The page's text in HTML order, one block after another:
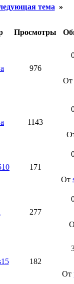
тема »
Просмотры
976
От
1143
171
От
277
182
От